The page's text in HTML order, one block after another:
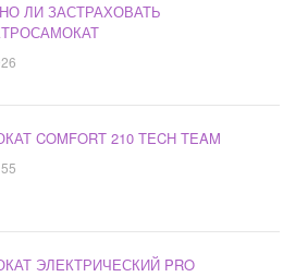
ЛИ ЗАСТРАХОВАТЬ
COMFORT 210 TECH TEAM
ЭЛЕКТРИЧЕСКИЙ PRO